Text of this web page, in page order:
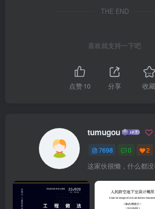
THE END
喜欢就支持一下吧
点赞10 分享 收藏
tumugou
7698 0 2
这家伙很懒，什么都